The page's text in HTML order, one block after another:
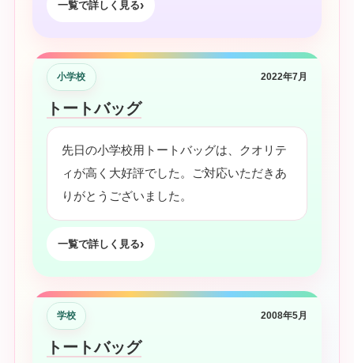
一覧で詳しく見る
小学校 2022年7月
トートバッグ
先日の小学校用トートバッグは、クオリテ
ィが高く大好評でした。ご対応いただきあ
りがとうございました。
一覧で詳しく見る
学校 2008年5月
トートバッグ